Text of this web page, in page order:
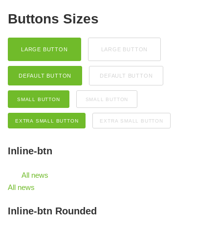
Buttons Sizes
LARGE BUTTON LARGE BUTTON
DEFAULT BUTTON DEFAULT BUTTON
SMALL BUTTON SMALL BUTTON
EXTRA SMALL BUTTON EXTRA SMALL BUTTON
Inline-btn
All news
All news
Inline-btn Rounded